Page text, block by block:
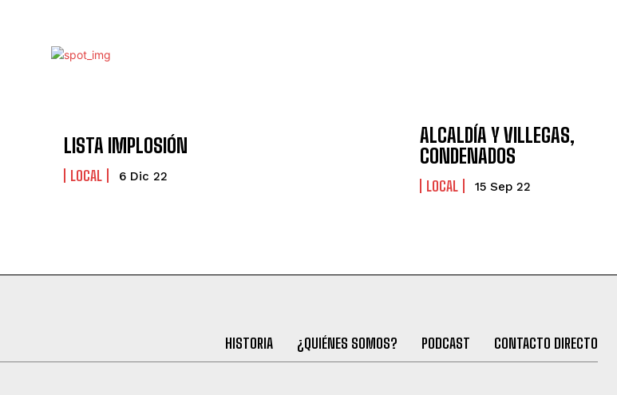
LISTA IMPLOSIÓN
LOCAL 6 Dic 22
ALCALDÍA Y VILLEGAS,
CONDENADOS
LOCAL 15 Sep 22
HISTORIA ¿QUIÉNES SOMOS? PODCAST CONTACTO DIRECTO